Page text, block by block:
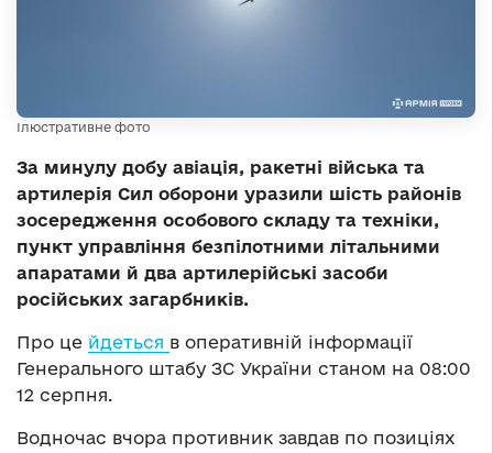
Ілюстративне фото
За минулу добу авіація, ракетні війська та
артилерія Сил оборони уразили шість районів
зосередження особового складу та техніки,
пункт управління безпілотними літальними
апаратами й два артилерійські засоби
російських загарбників.
Про це йдеться в оперативній інформації
Генерального штабу ЗС України станом на 08:00
12 серпня.
Водночас вчора противник завдав по позиціях